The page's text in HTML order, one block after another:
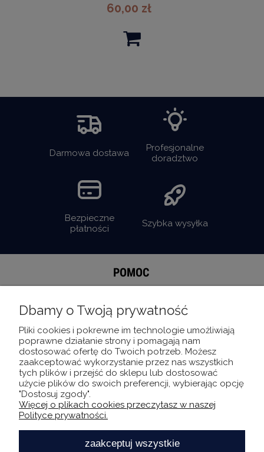
60,00 zł
Darmowa dostawa
Profesjonalne
doradztwo
Bezpieczne
płatności
Szybka wysyłka
POMOC
MOJE KONTO
INFORMACJE
O NAS
Bądź bliżej INNSI
Dbamy o Twoją prywatność
Pliki cookies i pokrewne im technologie umożliwiają
poprawne działanie strony i pomagają nam
dostosować ofertę do Twoich potrzeb. Możesz
zaakceptować wykorzystanie przez nas wszystkich
tych plików i przejść do sklepu lub dostosować
użycie plików do swoich preferencji, wybierając opcję
"Dostosuj zgody".
Więcej o plikach cookies przeczytasz w naszej
Polityce prywatności.
zaakceptuj wszystkie